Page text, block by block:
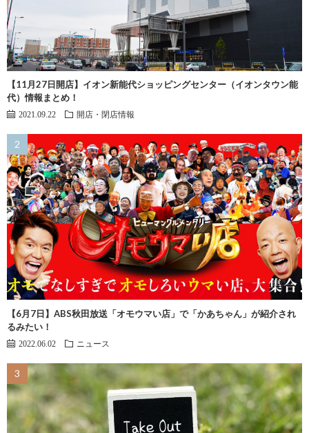
【11月27日開店】イオン新能代ショッピングセンター（イオンタウン能
代）情報まとめ！
2021.09.22 開店・閉店情報
【6月7日】ABS秋田放送「オモウマい店」で「かあちゃん」が紹介され
るみたい！
2022.06.02 ニュース